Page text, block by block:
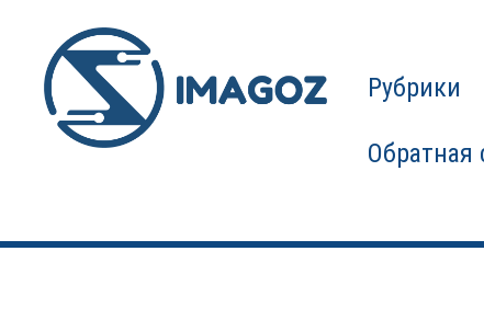
Рубрики
Обратная